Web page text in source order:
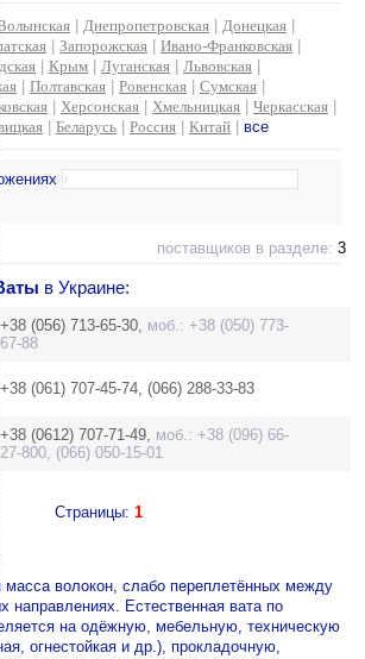
Днепропетровская Донецкая
Запорожская Ивано-Франковская
Крым Луганская Львовская
Полтавская Ровенская Сумская
Херсонская Хмельницкая Черкасская
Беларусь Россия Китай все
поставщиков в разделе: 3
в Украине:
+38 (056) 713-65-30, моб.: +38 (050) 773-
67-88
+38 (061) 707-45-74, (066) 288-33-83
+38 (0612) 707-71-49, моб.: +38 (096) 66-
27-800, (066) 050-15-01
Страницы: 1
волокон, слабо переплетённых между
направлениях. Естественная вата по
на одёжную, мебельную, техническую
огнестойкая и др.), прокладочную,